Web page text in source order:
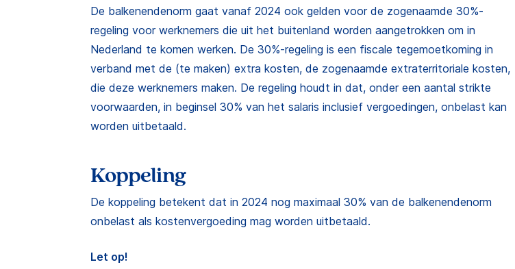
De balkenendenorm gaat vanaf 2024 ook gelden voor de zogenaamde 30%-
regeling voor werknemers die uit het buitenland worden aangetrokken om in
Nederland te komen werken. De 30%-regeling is een fiscale tegemoetkoming in
verband met de (te maken) extra kosten, de zogenaamde extraterritoriale kosten,
die deze werknemers maken. De regeling houdt in dat, onder een aantal strikte
voorwaarden, in beginsel 30% van het salaris inclusief vergoedingen, onbelast kan
worden uitbetaald.
Koppeling
De koppeling betekent dat in 2024 nog maximaal 30% van de balkenendenorm
onbelast als kostenvergoeding mag worden uitbetaald.
Let op!